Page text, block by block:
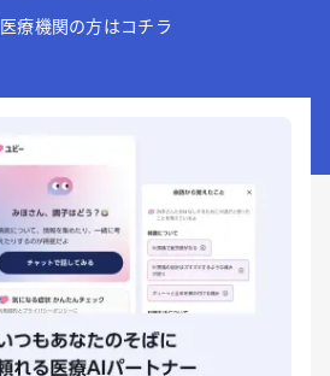
療機関の方はコチラ